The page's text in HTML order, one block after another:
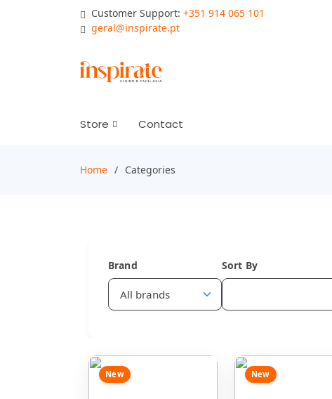
Customer Support: +351 914 065 101
geral@inspirate.pt
Store Contact
Home Categories
Brand Sort By
New New